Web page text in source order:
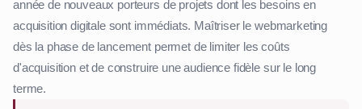
année de nouveaux porteurs de projets dont les besoins en
acquisition digitale sont immédiats. Maîtriser le webmarketing
dès la phase de lancement permet de limiter les coûts
d'acquisition et de construire une audience fidèle sur le long
terme.